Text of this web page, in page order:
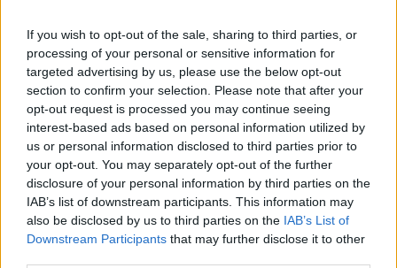
If you wish to opt-out of the sale, sharing to third parties, or
processing of your personal or sensitive information for
targeted advertising by us, please use the below opt-out
section to confirm your selection. Please note that after your
opt-out request is processed you may continue seeing
interest-based ads based on personal information utilized by
us or personal information disclosed to third parties prior to
your opt-out. You may separately opt-out of the further
disclosure of your personal information by third parties on the
IAB’s list of downstream participants. This information may
also be disclosed by us to third parties on the IAB’s List of
Downstream Participants that may further disclose it to other
KOMMENTAR
ESC 2026: Ein Sieger, der klar überzeugt – und eine
Debatte, die nicht aufhört
Mai 2026
EUROVISION
Bulgarien gewinnt den Eurovision Song Contest 2026 – das
große Abschlussbild aus Wien
Mai 2026